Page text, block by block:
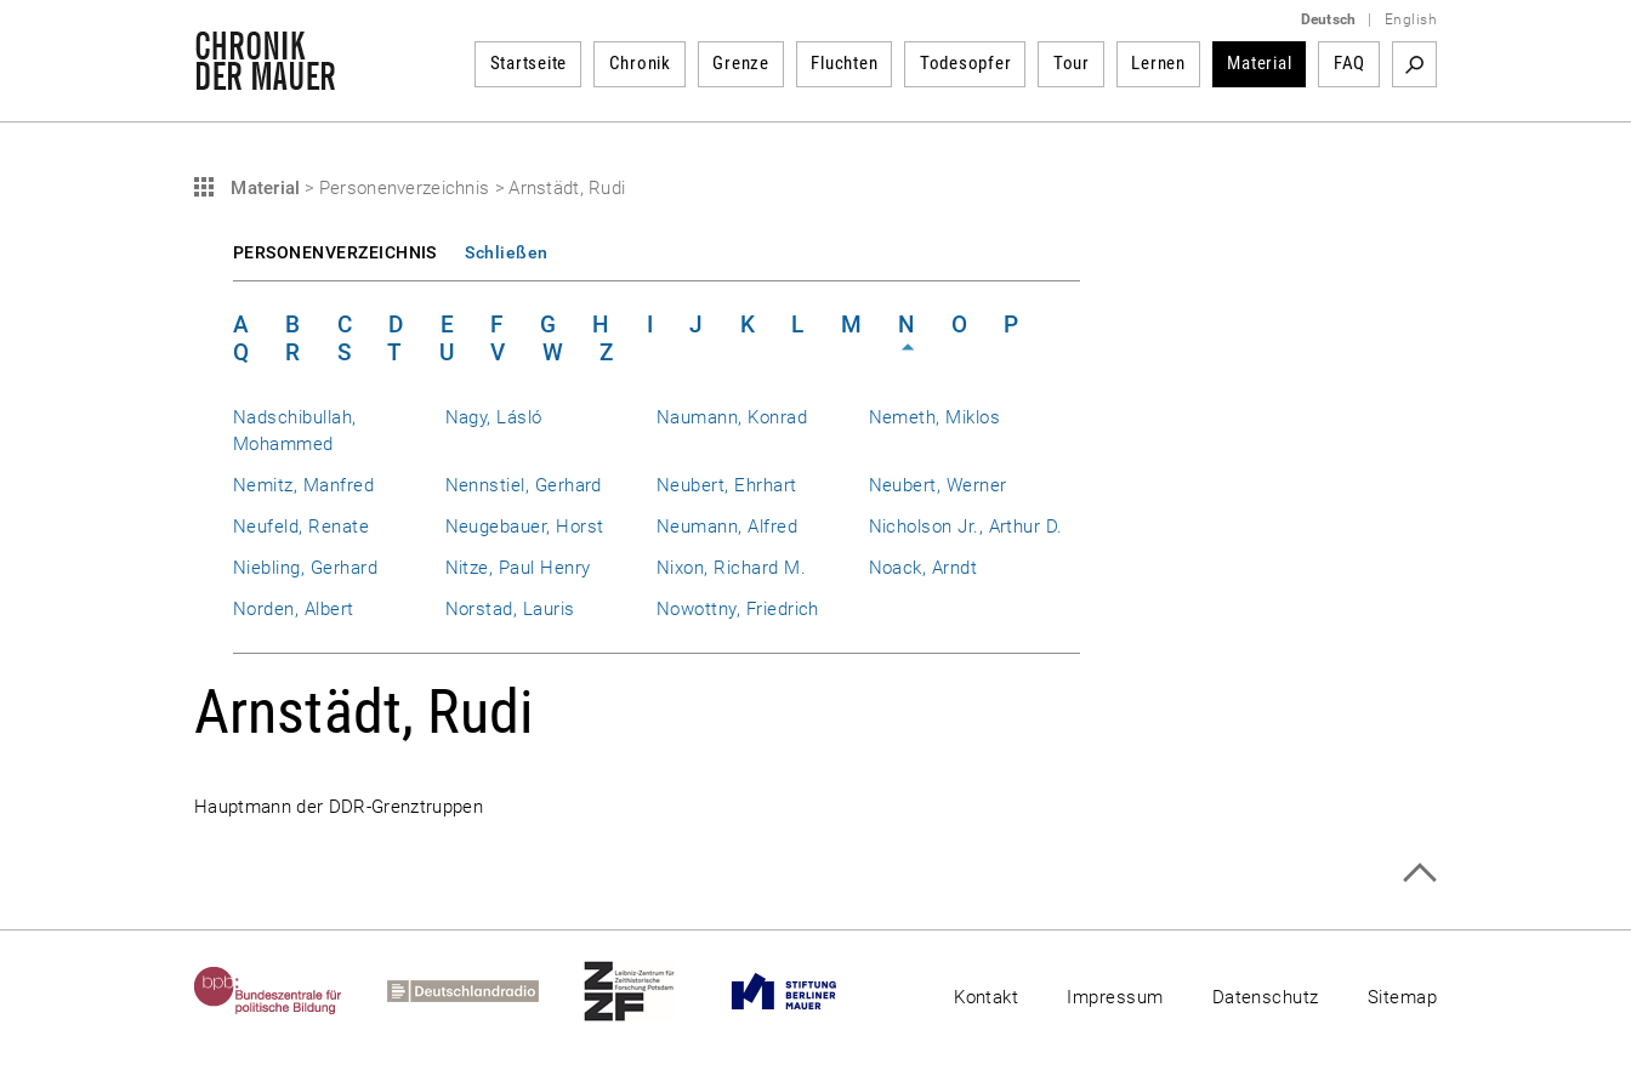
Deutsch English
Startseite Chronik Grenze Fluchten Todesopfer Tour Lernen Material FAQ
Material > Personenverzeichnis > Arnstädt, Rudi
PERSONENVERZEICHNIS Schließen
A B C D E F G H I J K L M N O
P
Q
R S T U V W Z
Nadschibullah,
Mohammed
Nagy, Lásló Naumann, Konrad Nemeth, Miklos
Nemitz, Manfred Nennstiel, Gerhard Neubert, Ehrhart
Neubert, Werner
Neufeld, Renate
Neugebauer, Horst Neumann, Alfred
Nicholson Jr., Arthur D.
Niebling, Gerhard
Nitze, Paul Henry Nixon, Richard M.
Noack, Arndt
Norden, Albert
Norstad, Lauris Nowottny, Friedrich
Arnstädt, Rudi
Hauptmann der DDR-Grenztruppen
Kontakt Impressum Datenschutz Sitemap